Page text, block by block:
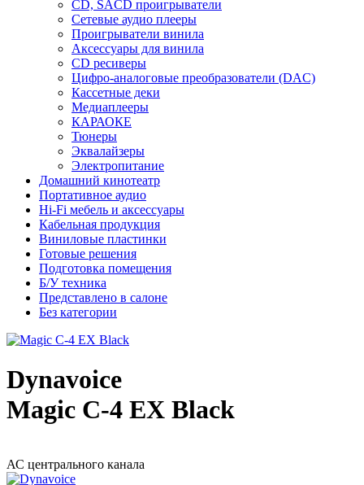
CD, SACD проигрыватели
Сетевые аудио плееры
Проигрыватели винила
Аксессуары для винила
CD ресиверы
Цифро-аналоговые преобразователи (DAC)
Кассетные деки
Медиаплееры
КАРАОКЕ
Тюнеры
Эквалайзеры
Электропитание
Домашний кинотеатр
Портативное аудио
Hi-Fi мебель и аксессуары
Кабельная продукция
Виниловые пластинки
Готовые решения
Подготовка помещения
Б/У техника
Представлено в салоне
Без категории
Dynavoice
Magic C-4 EX Black
АС центрального канала